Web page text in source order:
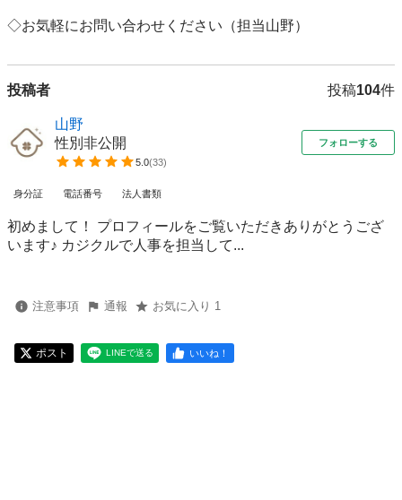
◇お気軽にお問い合わせください（担当山野）
投稿者 投稿104件
山野
性別非公開
5.0(33)
フォローする
身分証 電話番号 法人書類
初めまして！ プロフィールをご覧いただきありがとうござ
います♪ カジクルで人事を担当して...
注意事項 通報 お気に入り 1
ポスト LINEで送る いいね！